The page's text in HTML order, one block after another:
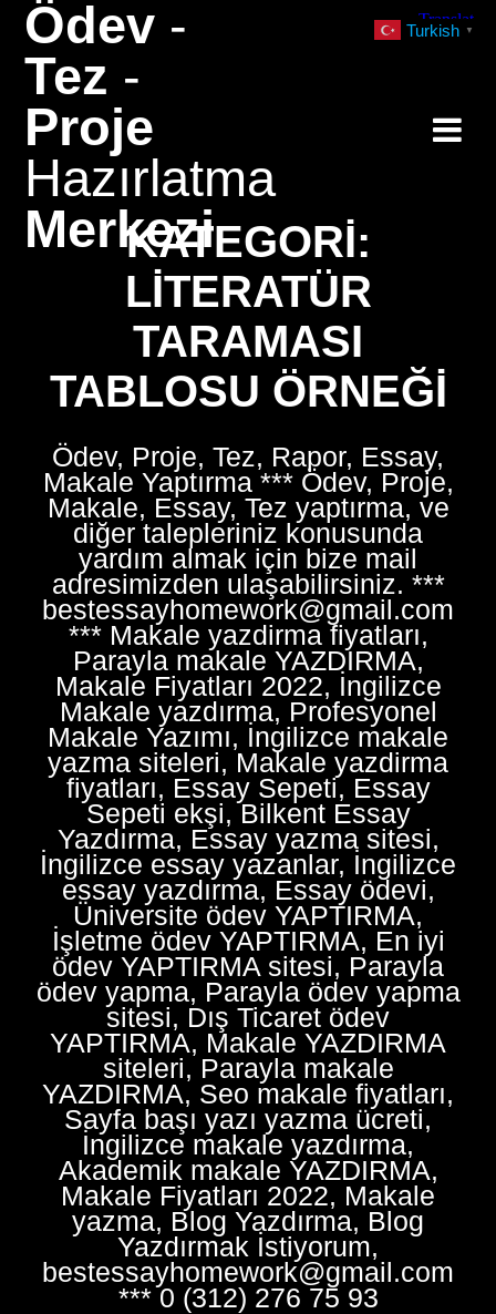
Ödev -
Tez -
Proje
Hazırlatma
MerkeziKATEGORI:
LITERATÜR
TARAMASI
TABLOSU ÖRNEĞI
Ödev, Proje, Tez, Rapor, Essay,
Makale Yaptırma *** Ödev, Proje,
Makale, Essay, Tez yaptırma, ve
diğer talepleriniz konusunda
yardım almak için bize mail
adresimizden ulaşabilirsiniz. ***
bestessayhomework@gmail.com
*** Makale yazdirma fiyatları,
Parayla makale YAZDIRMA,
Makale Fiyatları 2022, İngilizce
Makale yazdırma, Profesyonel
Makale Yazımı, İngilizce makale
yazma siteleri, Makale yazdirma
fiyatları, Essay Sepeti, Essay
Sepeti ekşi, Bilkent Essay
Yazdırma, Essay yazma sitesi,
İngilizce essay yazanlar, İngilizce
essay yazdırma, Essay ödevi,
Üniversite ödev YAPTIRMA,
İşletme ödev YAPTIRMA, En iyi
ödev YAPTIRMA sitesi, Parayla
ödev yapma, Parayla ödev yapma
sitesi, Dış Ticaret ödev
YAPTIRMA, Makale YAZDIRMA
siteleri, Parayla makale
YAZDIRMA, Seo makale fiyatları,
Sayfa başı yazı yazma ücreti,
İngilizce makale yazdırma,
Akademik makale YAZDIRMA,
Makale Fiyatları 2022, Makale
yazma, Blog Yazdırma, Blog
Yazdırmak İstiyorum,
bestessayhomework@gmail.com
*** 0 (312) 276 75 93
Turkish ▼